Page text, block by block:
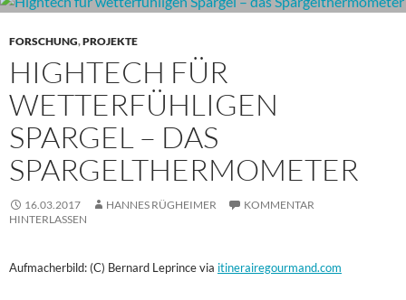
FORSCHUNG,PROJEKTE
HIGHTECH FÜR
WETTERFÜHLIGEN
SPARGEL – DAS
SPARGELTHERMOMETER
16.03.2017 HANNES RÜGHEIMER
KOMMENTAR
HINTERLASSEN
Aufmacherbild: (C) Bernard Leprince via itinerairegourmand.com